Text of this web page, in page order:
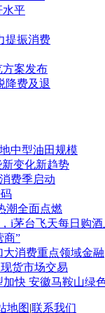
水平
提振消费
方案发布
降费及退
中型油田规模
新变化新趋势
费季启动
潮全面点燃
i茅台飞天每日购酒
商”
消费重点领域金融
货市场交易
快 安徽马鞍山绿
地图|联系我们